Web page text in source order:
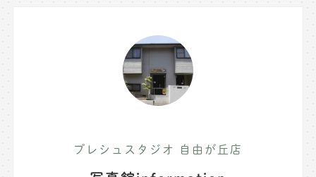
プレシュスタジオ 自由が丘店